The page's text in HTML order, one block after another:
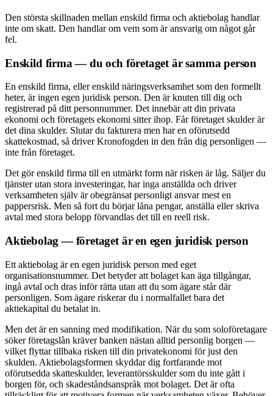
Den största skillnaden mellan enskild firma och aktiebolag handlar
inte om skatt. Den handlar om vem som är ansvarig om något går
fel.
Enskild firma — du och företaget är samma person
En enskild firma, eller enskild näringsverksamhet som den formellt
heter, är ingen egen juridisk person. Den är knuten till dig och
registrerad på ditt personnummer. Det innebär att din privata
ekonomi och företagets ekonomi sitter ihop. Får företaget skulder är
det dina skulder. Slutar du fakturera men har en oförutsedd
skattekostnad, så driver Kronofogden in den från dig personligen —
inte från företaget.
Det gör enskild firma till en utmärkt form när risken är låg. Säljer du
tjänster utan stora investeringar, har inga anställda och driver
verksamheten själv är obegränsat personligt ansvar mest en
pappersrisk. Men så fort du börjar låna pengar, anställa eller skriva
avtal med stora belopp förvandlas det till en reell risk.
Aktiebolag — företaget är en egen juridisk person
Ett aktiebolag är en egen juridisk person med eget
organisationsnummer. Det betyder att bolaget kan äga tillgångar,
ingå avtal och dras inför rätta utan att du som ägare står där
personligen. Som ägare riskerar du i normalfallet bara det
aktiekapital du betalat in.
Men det är en sanning med modifikation. När du som soloföretagare
söker företagslån kräver banken nästan alltid personlig borgen —
vilket flyttar tillbaka risken till din privatekonomi för just den
skulden. Aktiebolagsformen skyddar dig fortfarande mot
oförutsedda skatteskulder, leverantörsskulder som du inte gått i
borgen för, och skadeståndsanspråk mot bolaget. Det är ofta